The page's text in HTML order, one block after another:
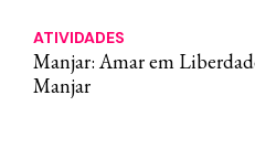
ATIVIDADES
Manjar: Amar em
Manjar